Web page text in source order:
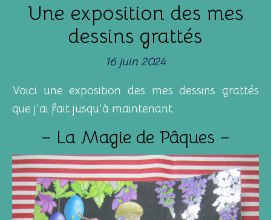
Une exposition des mes
dessins grattés
16 juin 2024
Voici une exposition des mes dessins grattés
que j’ai fait jusqu’à maintenant:
– La Magie de Pâques –